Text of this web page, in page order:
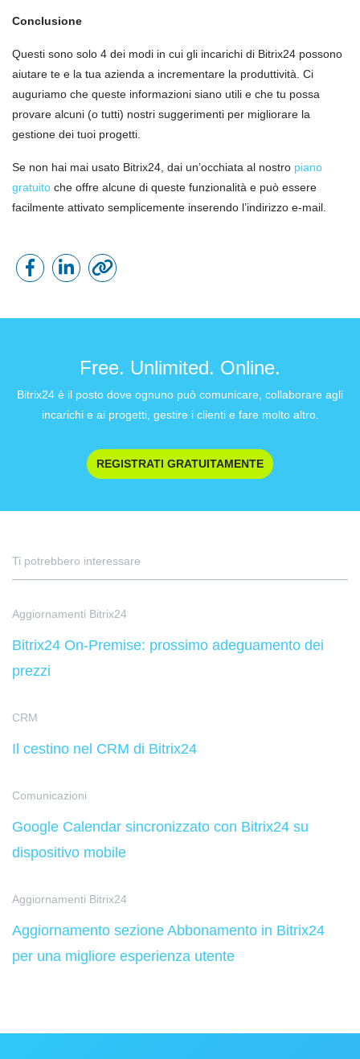
Conclusione
Questi sono solo 4 dei modi in cui gli incarichi di Bitrix24 possono
aiutare te e la tua azienda a incrementare la produttività. Ci
auguriamo che queste informazioni siano utili e che tu possa
provare alcuni (o tutti) nostri suggerimenti per migliorare la
gestione dei tuoi progetti.
Se non hai mai usato Bitrix24, dai un’occhiata al nostro piano
gratuito che offre alcune di queste funzionalità e può essere
facilmente attivato semplicemente inserendo l’indirizzo e-mail.
Free. Unlimited. Online.
Bitrix24 è il posto dove ognuno può comunicare, collaborare agli
incarichi e ai progetti, gestire i clienti e fare molto altro.
REGISTRATI GRATUITAMENTE
Ti potrebbero interessare
Aggiornamenti Bitrix24
Bitrix24 On-Premise: prossimo adeguamento dei
prezzi
CRM
Il cestino nel CRM di Bitrix24
Comunicazioni
Google Calendar sincronizzato con Bitrix24 su
dispositivo mobile
Aggiornamenti Bitrix24
Aggiornamento sezione Abbonamento in Bitrix24
per una migliore esperienza utente